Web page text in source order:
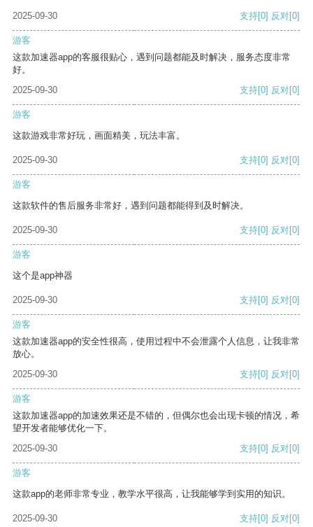
2025-09-30 支持[0] 反对[0]
游客
这款加速器app的客服很贴心，遇到问题都能及时解决，服务态度非常
好。
2025-09-30
支持[0] 反对[0]
游客
这款游戏非常好玩，画面精美，玩法丰富。
2025-09-30 支持[0] 反对[0]
游客
这款软件的售后服务非常好，遇到问题都能得到及时解决。
2025-09-30 支持[0] 反对[0]
游客
这个是app神器
2025-09-30 支持[0] 反对[0]
游客
这款加速器app的安全性很高，使用过程中不会泄露个人信息，让我非常
放心。
2025-09-30
支持[0] 反对[0]
游客
这款加速器app的加速效果还是不错的，但偶尔也会出现卡顿的情况，希
望开发者能够优化一下。
2025-09-30
支持[0] 反对[0]
游客
这款app的老师非常专业，教学水平很高，让我能够学到实用的知识。
2025-09-30 支持[0] 反对[0]